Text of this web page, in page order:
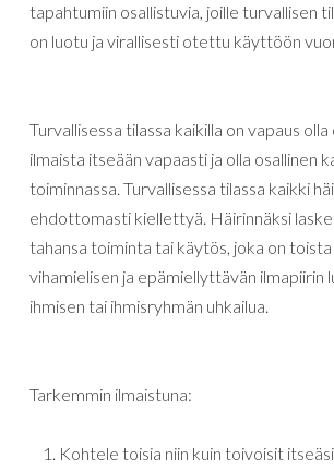
tapahtumiin osallistuvia, joille turvallisen
on luotu ja virallisesti otettu käyttöön
Turvallisessa tilassa kaikilla on vapaus olla
ilmaista itseään vapaasti ja olla osallinen
toiminnassa. Turvallisessa tilassa kaikki
ehdottomasti kiellettyä. Häirinnäksi
tahansa toiminta tai käytös, joka on toista
vihamielisen ja epämiellyttävän ilmapiirin
ihmisen tai ihmisryhmän uhkailua.
Tarkemmin ilmaistuna:
Kohtele toisia niin kuin toivoisit